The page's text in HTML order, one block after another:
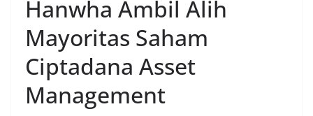
Hanwha Ambil Alih
Mayoritas Saham
Ciptadana Asset
Management